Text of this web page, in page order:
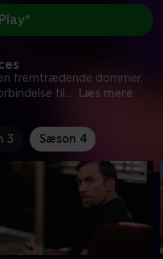
fremtrædende dommer,
til ... Læs mere
3 Sæson 4